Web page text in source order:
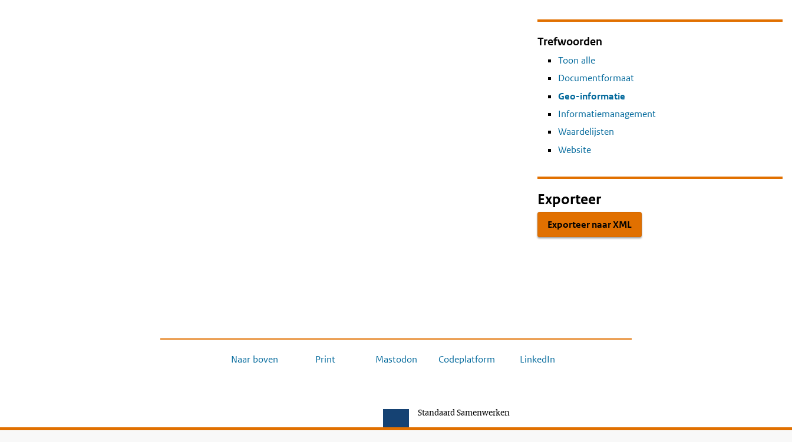
Trefwoorden
Toon alle
Documentformaat
Geo-informatie
Informatiemanagement
Waardelijsten
Website
Exporteer
Exporteer naar XML
Naar boven Print Mastodon Codeplatform LinkedIn
Standaard Samenwerken